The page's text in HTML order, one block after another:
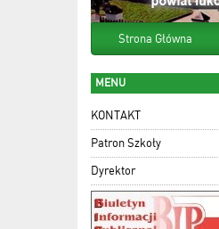
Strona Główna
MENU
KONTAKT
Patron Szkoły
Dyrektor